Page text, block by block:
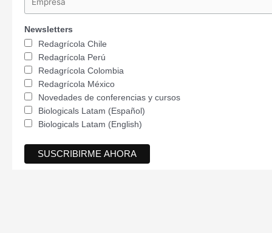
Newsletters
Redagrícola Chile
Redagrícola Perú
Redagrícola Colombia
Redagrícola México
Novedades de conferencias y cursos
Biologicals Latam (Español)
Biologicals Latam (English)